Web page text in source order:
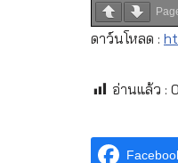
ดาว์นโหลด :
อ่านแล้ว : 0